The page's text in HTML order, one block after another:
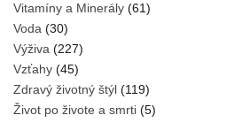
Vitamíny a Minerály (61)
Voda (30)
Výživa (227)
Vzťahy (45)
Zdravý životný štýl (119)
Život po živote a smrti (5)